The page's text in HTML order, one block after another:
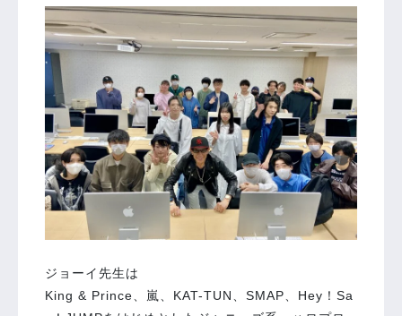
ジョーイ先生は
King & Prince、嵐、KAT-TUN、SMAP、Hey！Sa